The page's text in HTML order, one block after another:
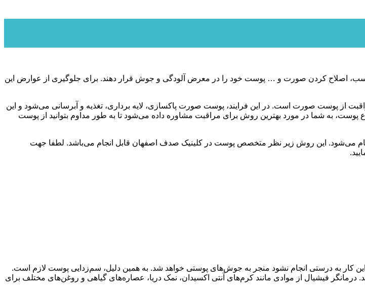
اصلاح کردن صورت و … پوست خود را در معرض آلودگی و جوش قرار دهند. برای جلوگیری از عوارض این
پوست صورت است. در این فرایند، پوست صورت پاکسازی، لایه برداری، تغذیه و آبرسانى می‌شود و این
به شما در مورد بهترین روش برای مراقبت مشاوره داده می‌شود تا به طور مداوم بتوانید از پوست
می‌شود. این روش زیر نظر متخصص پوست در کلینیک صدف اصفهان قابل انجام می‌باشد. لطفا جهت
کار به درستی انجام نشود منجر به جوش‌های پوستی خواهد شد. به همین دلیل، سم‌زدایی پوست لازم است.
درمانگر فیشیال از موادی مانند کرم‌های آنتی اکسیدان، نمک دریا، عصاره‌های گیاهی و روغن‌های مختلف برای